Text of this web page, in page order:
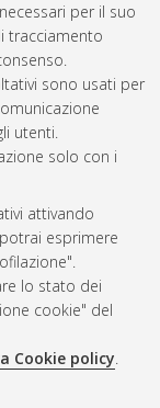
per il suo
tracciamento
sono usati per
utenti.
solo con i
attivando
esprimere
lo stato dei
cookie" del
Cookie policy.